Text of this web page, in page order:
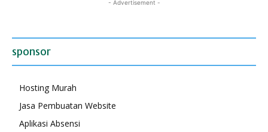
- Advertisement -
sponsor
Hosting Murah
Jasa Pembuatan Website
Aplikasi Absensi